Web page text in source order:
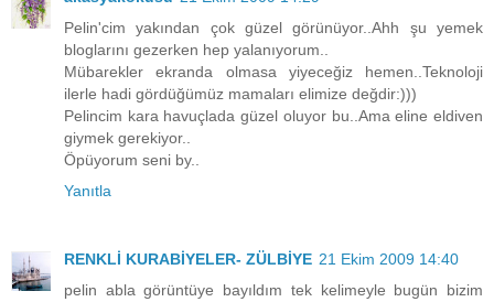
Pelin'cim yakından çok güzel görünüyor..Ahh şu yemek
bloglarını gezerken hep yalanıyorum..
Mübarekler ekranda olmasa yiyeceğiz hemen..Teknoloji
ilerle hadi gördüğümüz mamaları elimize değdir:)))
Pelincim kara havuçlada güzel oluyor bu..Ama eline eldiven
giymek gerekiyor..
Öpüyorum seni by..
Yanıtla
RENKLİ KURABİYELER- ZÜLBİYE 21 Ekim 2009 14:40
pelin abla görüntüye bayıldım tek kelimeyle bugün bizim